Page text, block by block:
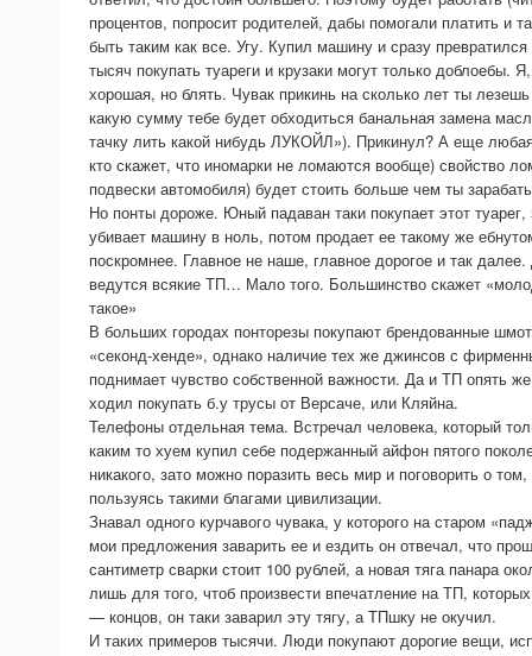
процентов, попросит родителей, дабы помогали платить и
быть таким как все. Угу. Купил машину и сразу
тысяч покупать туареги и крузаки могут только доблоебы.
хорошая, но блять. Чувак прикинь на сколько лет ты
какую сумму тебе будет обходиться банальная замена
тачку лить какой нибудь ЛУКОЙЛ»). Прикинул? А еще
кто скажет, что иномарки не ломаются вообще) свойство
подвески автомобиля) будет стоить больше чем ты
Но понты дороже. Юный падаван таки покупает этот
убивает машину в ноль, потом продает ее такому же
поскромнее. Главное не наше, главное дорогое и так
ведутся всякие ТП… Мало того. Большинство скажет
такое»
В больших городах понторезы покупают брендованные
«секонд-хенде», однако наличие тех же джинсов с
поднимает чувство собственной важности. Да и ТП опять
ходил покупать б.у трусы от Версаче, или Кляйна.
Телефоны отдельная тема. Встречал человека, который
каким то хуем купил себе подержанный айфон пятого
никакого, зато можно поразить весь мир и поговорить о
пользуясь такими благами цивилизации.
Знавал одного курчавого чувака, у которого на старом
мои предложения заварить ее и ездить он отвечал, что
сантиметр сварки стоит 100 рублей, а новая тяга панара
лишь для того, чтоб произвести впечатление на ТП,
— концов, он таки заварил эту тягу, а ТПшку не окучил.
И таких примеров тысячи. Люди покупают дорогие вещи,